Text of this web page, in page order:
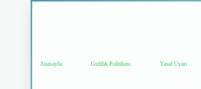
Anasayfa Gizlilik Politikası Yasal Uyarı